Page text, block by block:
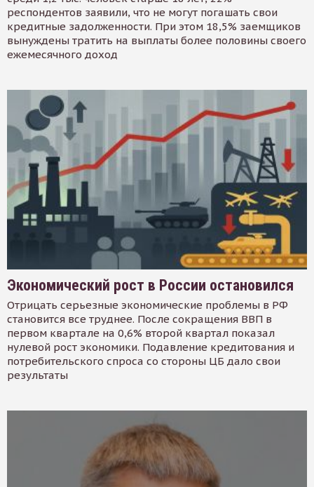
респондентов заявили, что не могут погашать свои
кредитные задолженности. При этом 18,5% заемщиков
вынуждены тратить на выплаты более половины своего
ежемесячного доход
Экономический рост в России остановился
Отрицать серьезные экономические проблемы в РФ
становится все труднее. После сокращения ВВП в
первом квартале на 0,6% второй квартал показал
нулевой рост экономики. Подавление кредитования и
потребительского спроса со стороны ЦБ дало свои
результаты